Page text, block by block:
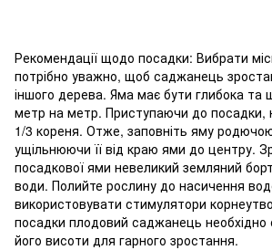
Рекомендації щодо посадки: Вибрати
потрібно уважно, щоб саджанець
іншого дерева. Яма має бути глибока та
метр на метр. Приступаючи до посадки,
1/3 кореня. Отже, заповніть яму
ущільнюючи її від краю ями до центру.
посадкової ями невеликий земляний
води. Полийте рослину до насичення
використовувати стимулятори
посадки плодовий саджанець необхідно
його висоти для гарного зростання.